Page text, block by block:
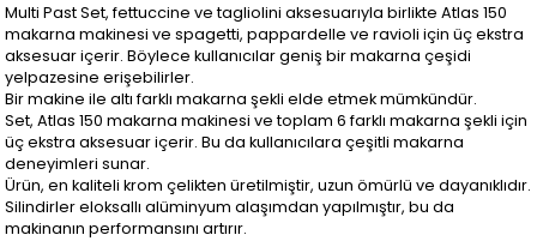
Multi Past Set, fettuccine ve tagliolini aksesuarıyla birlikte Atlas 150
makarna makinesi ve spagetti, pappardelle ve ravioli için üç ekstra
aksesuar içerir. Böylece kullanıcılar geniş bir makarna çeşidi
yelpazesine erişebilirler.
Bir makine ile altı farklı makarna şekli elde etmek mümkündür.
Set, Atlas 150 makarna makinesi ve toplam 6 farklı makarna şekli için
üç ekstra aksesuar içerir. Bu da kullanıcılara çeşitli makarna
deneyimleri sunar.
Ürün, en kaliteli krom çelikten üretilmiştir, uzun ömürlü ve dayanıklıdır.
Silindirler eloksallı alüminyum alaşımdan yapılmıştır, bu da
makinanın performansını artırır.